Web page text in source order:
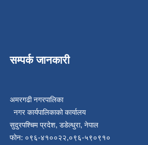
सम्पर्क जानकारी
अमरगढी नगरपालिका
नगर कार्यपालिकाको कार्यालय
सुदुरपश्चिम प्रदेश, डडेल्धुरा, नेपाल
फोन: ०९६-४१००२२,०९६-५९०९१०